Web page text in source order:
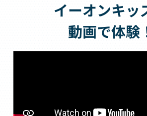
イーオンキッ
動画で体験